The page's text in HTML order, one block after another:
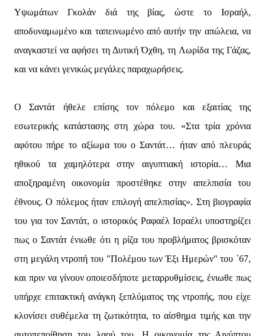
Υψωμάτων Γκολάν διά της βίας, ώστε το Ισραήλ,
αποδυναμωμένο και ταπεινωμένο από αυτήν την απώλεια, να
αναγκαστεί να αφήσει τη Δυτική Όχθη, τη Λωρίδα της Γάζας,
και να κάνει γενικώς μεγάλες παραχωρήσεις.
Ο Σαντάτ ήθελε επίσης τον πόλεμο και εξαιτίας της
εσωτερικής κατάστασης στη χώρα του. «Στα τρία χρόνια
αφότου πήρε το αξίωμα του ο Σαντάτ… ήταν από πλευράς
ηθικού τα χαμηλότερα στην αιγυπτιακή ιστορία… Μια
αποξηραμένη οικονομία προστέθηκε στην απελπισία του
έθνους. Ο πόλεμος ήταν επιλογή απελπισίας». Στη βιογραφία
του για τον Σαντάτ, ο ιστορικός Ραφαέλ Ισραέλι υποστηρίζει
πως ο Σαντάτ ένιωθε ότι η ρίζα του προβλήματος βρισκόταν
στη μεγάλη ντροπή του "Πολέμου των Έξι Ημερών" του ΄67,
και πριν να γίνουν οποιεσδήποτε μεταρρυθμίσεις, ένιωθε πως
υπήρχε επιτακτική ανάγκη ξεπλύματος της ντροπής, που είχε
κλονίσει συθέμελα τη ζωτικότητα, το αίσθημα τιμής και την